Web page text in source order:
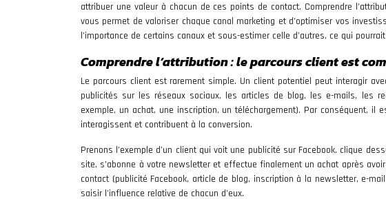
attribuer une valeur à chacun de ces points de contact. Comprendre
vous permet de valoriser chaque canal marketing et d’optimiser vos
l’importance de certains canaux et sous-estimer celle d’autres, ce qui
Comprendre l’attribution : le parcours client est
Le parcours client est rarement simple. Un client potentiel peut interagir
publicités sur les réseaux sociaux, les articles de blog, les e-mails, les
exemple, un achat, une inscription, un téléchargement). Par conséquent,
interagissent et contribuent à la conversion.
Prenons l’exemple d’un client qui voit une publicité sur Facebook, clique
site, s’abonne à votre newsletter et effectue finalement un achat après
contact (publicité Facebook, article de blog, inscription à la newsletter, e-
saisir l’influence relative de chacun d’eux.